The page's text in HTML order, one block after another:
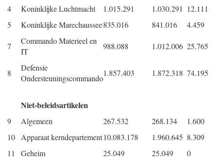
4
Koninklijke Luchtmacht 1.015.291 1.030.291
12.111
5
Koninklijke Marechaussee835.016 841.016 4.459
7
Commando Materieel en
IT
988.088 1.012.006 25.765
8
Defensie
Ondersteuningscommando
1.857.403 1.872.318 74.195
Niet-beleidsartikelen
9 Algemeen 267.532 268.134
1.600
10
Apparaat kerndepartement10.083.178 1.960.645 8.309
11
Geheim 25.049 25.049
0